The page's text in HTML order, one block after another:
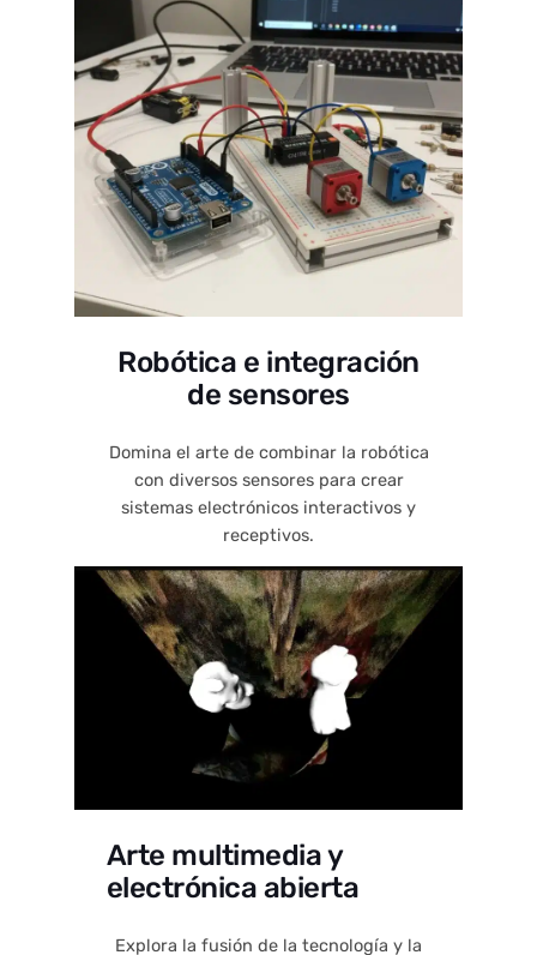
Robótica e integración
de sensores
Domina el arte de combinar la robótica
con diversos sensores para crear
sistemas electrónicos interactivos y
receptivos.
Arte multimedia y
electrónica abierta
Explora la fusión de la tecnología y la